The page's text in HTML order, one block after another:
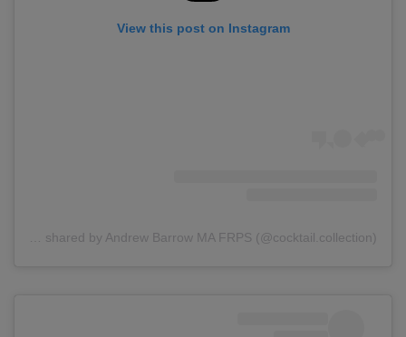
View this post on Instagram